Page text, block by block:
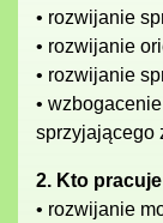
• rozwijanie
• rozwijanie
• rozwijanie
•
sprzyjającego
2. Kto
• rozwijanie